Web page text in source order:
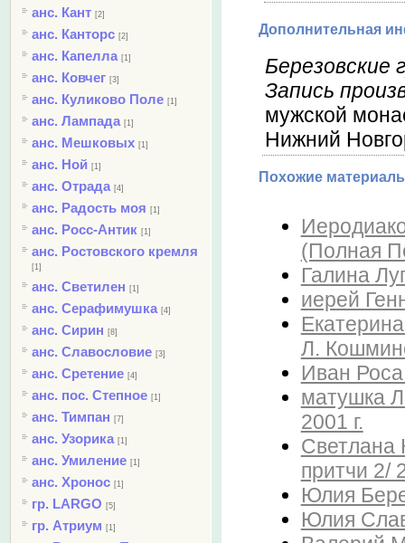
анс. Кант [2]
анс. Канторс [2]
анс. Капелла [1]
анс. Ковчег [3]
анс. Куликово Поле [1]
анс. Лампада [1]
анс. Мешковых [1]
анс. Ной [1]
анс. Отрада [4]
анс. Радость моя [1]
анс. Росс-Антик [1]
анс. Ростовского кремля
[1]
анс. Светилен [1]
анс. Серафимушка [4]
анс. Сирин [8]
анс. Славословие [3]
анс. Сретение [4]
анс. пос. Степное [1]
анс. Тимпан [7]
анс. Узорика [1]
анс. Умиление [1]
анс. Хронос [1]
гр. LARGO [5]
гр. Атриум [1]
Дополнительная
Березовские
Запись
мужской
Нижний
Похожие
(Полная
Галина
иерей
Л.
Иван
матушка
2001 г.
Светлана
притчи 2/
Юлия
Юлия